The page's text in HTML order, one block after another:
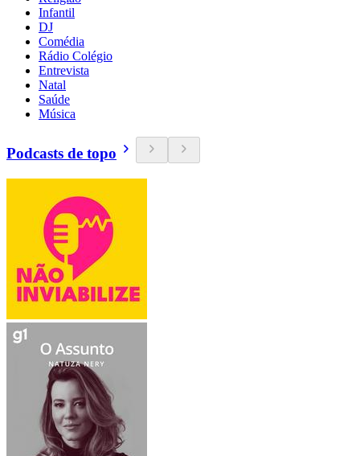
Infantil
DJ
Comédia
Rádio Colégio
Entrevista
Natal
Saúde
Música
Podcasts de topo